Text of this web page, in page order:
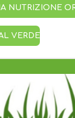
NUTRIZIONE
VERDE